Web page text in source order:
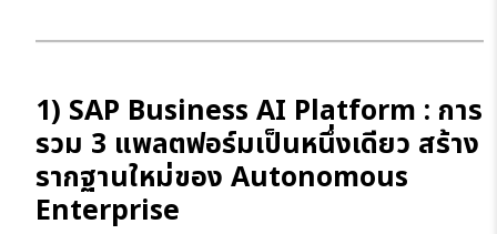
1) SAP Business AI Platform : การ
รวม 3 แพลตฟอร์มเป็นหนึ่งเดียว สร้าง
รากฐานใหม่ของ Autonomous
Enterprise